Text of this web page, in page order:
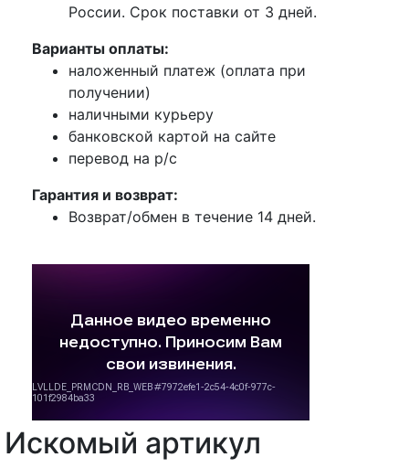
России. Срок поставки от 3 дней.
Варианты оплаты:
наложенный платеж (оплата при
получении)
наличными курьеру
банковской картой на сайте
перевод на р/с
Гарантия и возврат:
Возврат/обмен в течение 14 дней.
Искомый артикул